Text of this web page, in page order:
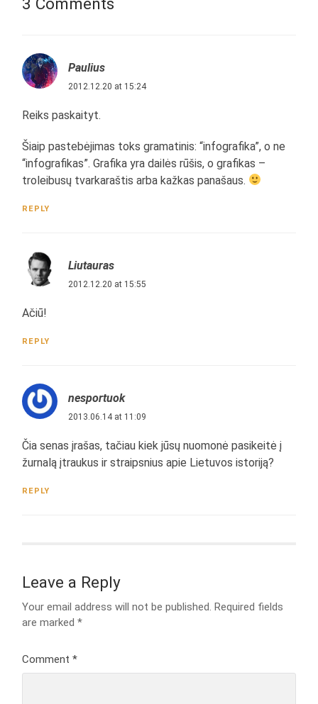
Paulius
2012.12.20 at 15:24
Reiks paskaityt.
Šiaip pastebėjimas toks gramatinis: “infografika”, o ne
“infografikas”. Grafika yra dailės rūšis, o grafikas –
troleibusų tvarkaraštis arba kažkas panašaus.
REPLY
Liutauras
2012.12.20 at 15:55
Ačiū!
REPLY
nesportuok
2013.06.14 at 11:09
Čia senas įrašas, tačiau kiek jūsų nuomonė pasikeitė į
žurnalą įtraukus ir straipsnius apie Lietuvos istoriją?
REPLY
Leave a Reply
Your email address will not be published. Required fields
are marked*
Comment*